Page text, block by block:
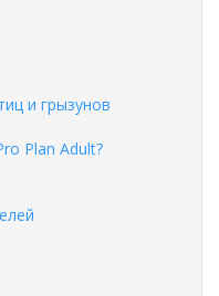
и грызунов
Plan Adult?